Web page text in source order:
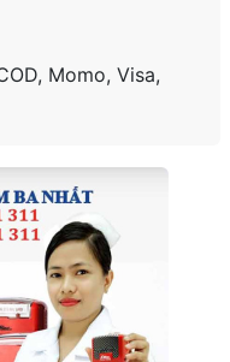
Momo, Visa,